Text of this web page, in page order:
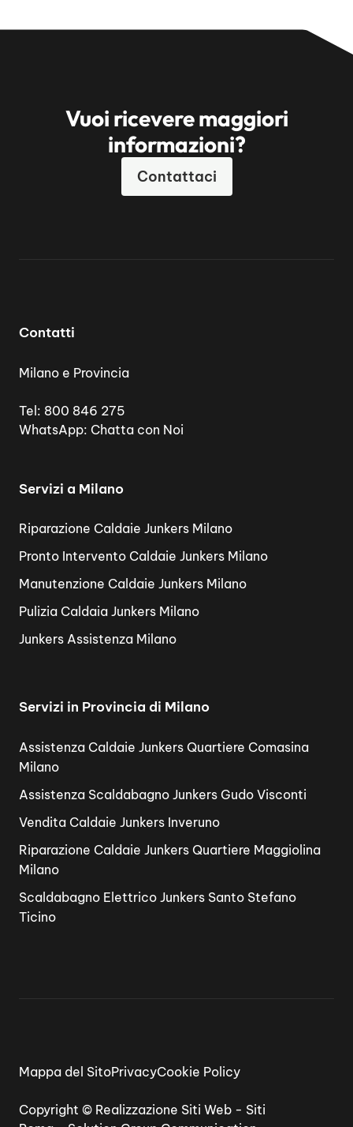
Vuoi ricevere maggiori
informazioni?
Contattaci
Contatti
Milano e Provincia
Tel: 800 846 275
WhatsApp: Chatta con Noi
Servizi a Milano
Riparazione Caldaie Junkers Milano
Pronto Intervento Caldaie Junkers Milano
Manutenzione Caldaie Junkers Milano
Pulizia Caldaia Junkers Milano
Junkers Assistenza Milano
Servizi in Provincia di Milano
Assistenza Caldaie Junkers Quartiere Comasina
Milano
Assistenza Scaldabagno Junkers Gudo Visconti
Vendita Caldaie Junkers Inveruno
Riparazione Caldaie Junkers Quartiere Maggiolina
Milano
Scaldabagno Elettrico Junkers Santo Stefano
Ticino
Copyright © Realizzazione Siti Web - Siti
Mappa del SitoPrivacyCookie Policy